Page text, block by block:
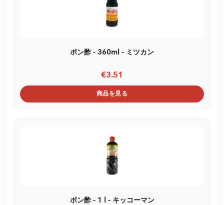
ポン酢 - 360ml - ミツカン
€3.51
商品を見る
ポン酢 - 1 l - キッコーマン